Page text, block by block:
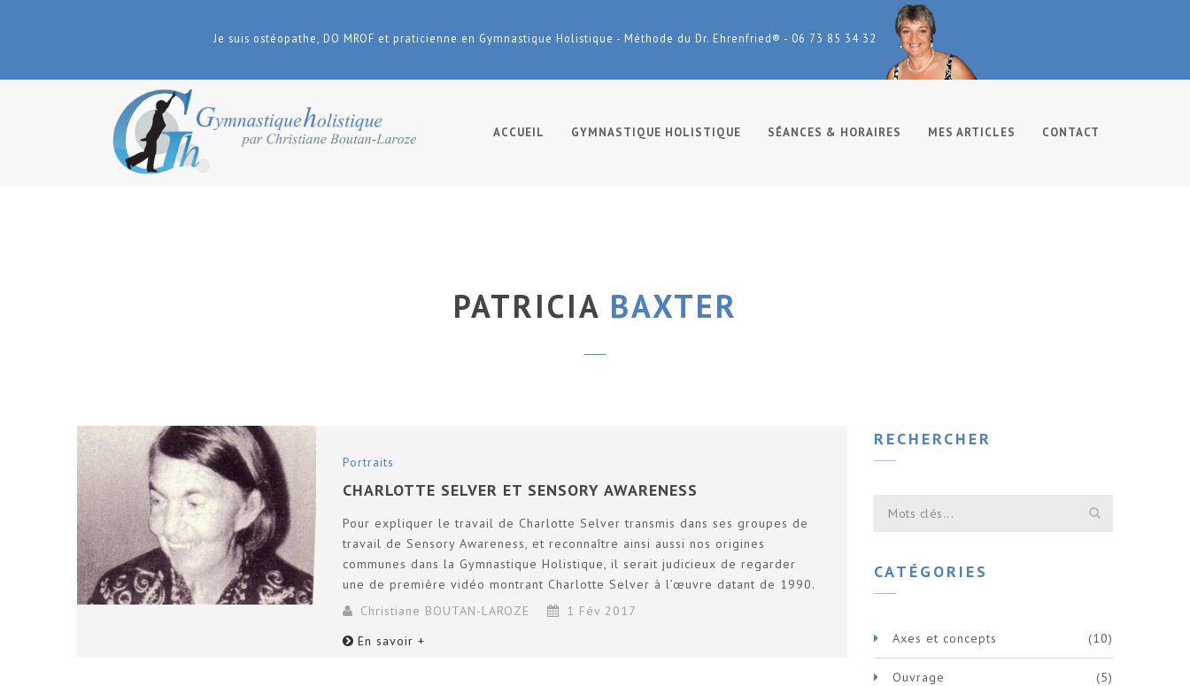
Je suis ostéopathe, DO MROF et praticienne en Gymnastique Holistique - Méthode du Dr. Ehrenfried® - 06 73 85 34 32
ACCUEIL GYMNASTIQUE HOLISTIQUE SÉANCES & HORAIRES MES ARTICLES CONTACT
PATRICIA BAXTER
Portraits
CHARLOTTE SELVER ET SENSORY AWARENESS
Pour expliquer le travail de Charlotte Selver transmis dans ses groupes de
travail de Sensory Awareness, et reconnaître ainsi aussi nos origines
communes dans la Gymnastique Holistique, il serait judicieux de regarder
une de première vidéo montrant Charlotte Selver à l’œuvre datant de 1990.
Christiane BOUTAN-LAROZE
1 Fév 2017
En savoir +
RECHERCHER
CATÉGORIES
Axes et concepts (10)
Ouvrage (5)